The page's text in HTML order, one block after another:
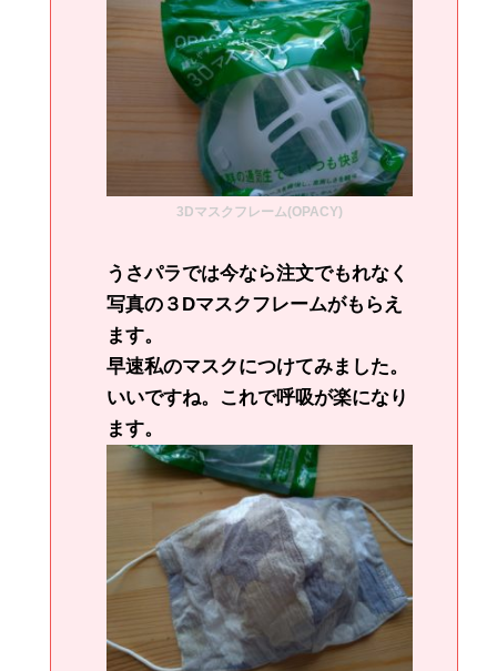
3Dマスクフレーム(OPACY)
うさパラでは今なら注文でもれなく
写真の３Dマスクフレームがもらえ
ます。
早速私のマスクにつけてみました。
いいですね。これで呼吸が楽になり
ます。